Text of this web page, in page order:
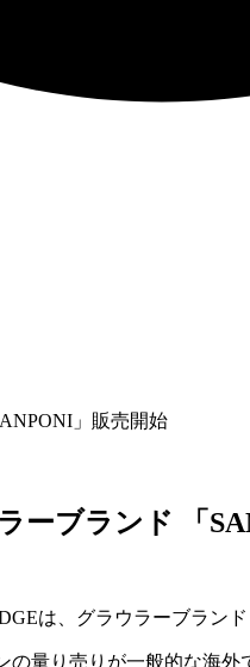
」販売開始
ーブランド 「
は、グラウラーブラン
量り売りが一般的な海